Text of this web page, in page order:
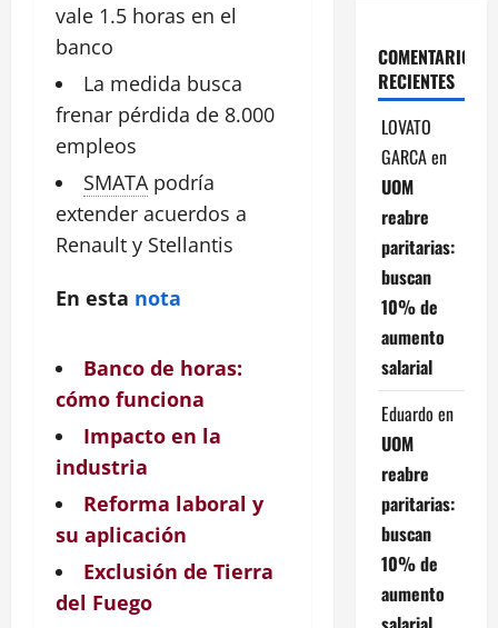
vale 1.5 horas en el
banco
La medida busca
frenar pérdida de 8.000
empleos
SMATA podría
extender acuerdos a
Renault y Stellantis
En esta nota
Banco de horas:
cómo funciona
Impacto en la
industria
Reforma laboral y
su aplicación
Exclusión de Tierra
del Fuego
COMENTARIOS
RECIENTES
LOVATO
GARCAen
UOM
reabre
paritarias:
buscan
10% de
aumento
salarial
Eduardo en
UOM
reabre
paritarias:
buscan
10% de
aumento